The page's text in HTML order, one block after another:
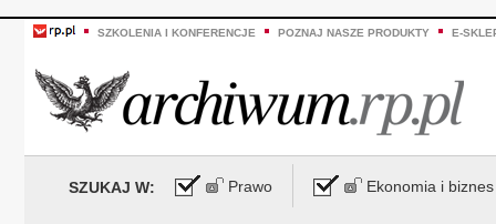
SZKOLENIA I KONFERENCJE POZNAJ NASZE PRODUKTY E-
SZUKAJ W: Prawo Ekonomia i biznes